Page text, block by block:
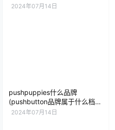
2024年07月14日
pushpuppies什么品牌
(pushbutton品牌属于什么档
次)
2024年07月14日